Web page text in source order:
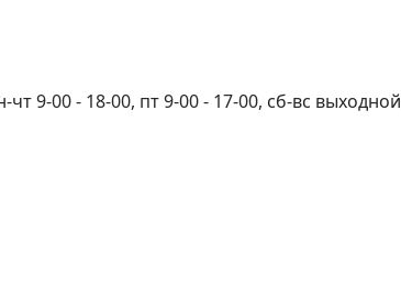
чт 9-00 - 18-00, пт 9-00 - 17-00, сб-вс выходной